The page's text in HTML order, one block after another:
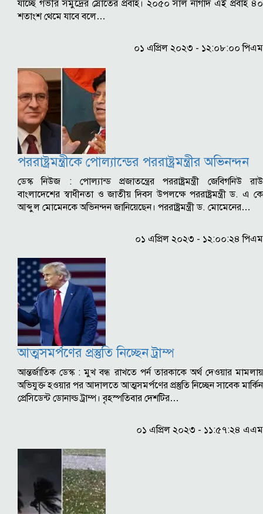
যাচ্ছে গভীর সমুদ্রের স্রোতের প্রবাহ। ২০৫০ সাল নাগাদ এই প্রবাহ ৪০
শতাংশ থেমে যাবে বলে…
০১ এপ্রিল ২০২৩ - ১২:০৮:০০ পিএম
পররাষ্ট্রমন্ত্রীকে পোল্যান্ডের পররাষ্ট্রমন্ত্রীর অভিনন্দন
ডেস্ক নিউজ : পোল্যান্ড প্রজাতন্ত্রের পররাষ্ট্রমন্ত্রী জেবিগনিউ রাউ
বাংলাদেশের স্বাধীনতা ও জাতীয় দিবস উপলক্ষে পররাষ্ট্রমন্ত্রী ড. এ কে
আব্দুল মোমেনকে অভিনন্দন জানিয়েছেন। পররাষ্ট্রমন্ত্রী ড. মোমেনের…
০১ এপ্রিল ২০২৩ - ১২:০০:২৪ পিএম
আত্মসমর্পণের প্রস্তুতি নিচ্ছেন ট্রাম্প
আন্তর্জাতিক ডেস্ক : মুখ বন্ধ রাখতে পর্ন তারকাকে অর্থ দেওয়ার মামলায়
অভিযুক্ত হওয়ার পর আদালতে আত্মসমর্পণের প্রস্তুতি নিচ্ছেন সাবেক মার্কিন
প্রেসিডেন্ট ডোনাল্ড ট্রাম্প। বৃহস্পতিবার দেশটির…
০১ এপ্রিল ২০২৩ - ১১:৫৭:২৪ এএম